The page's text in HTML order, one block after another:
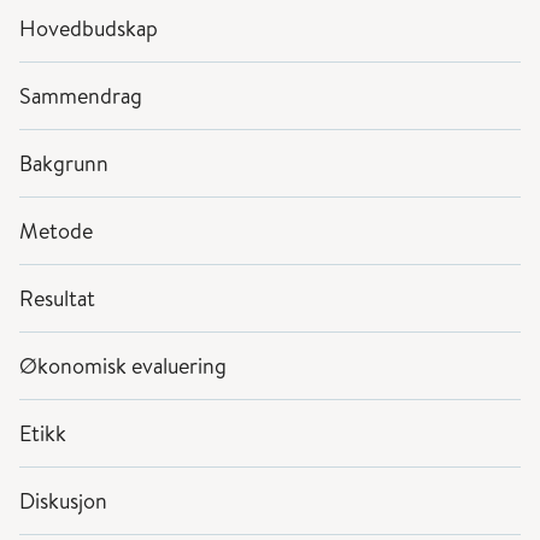
Hovedbudskap
Sammendrag
Bakgrunn
Metode
Resultat
Økonomisk evaluering
Etikk
Diskusjon